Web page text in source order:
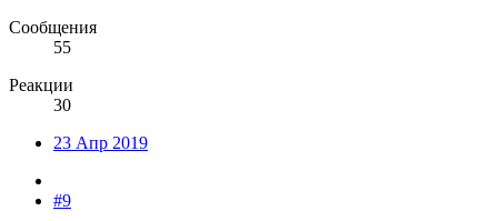
Сообщения
55
Реакции
30
23 Апр 2019
#9